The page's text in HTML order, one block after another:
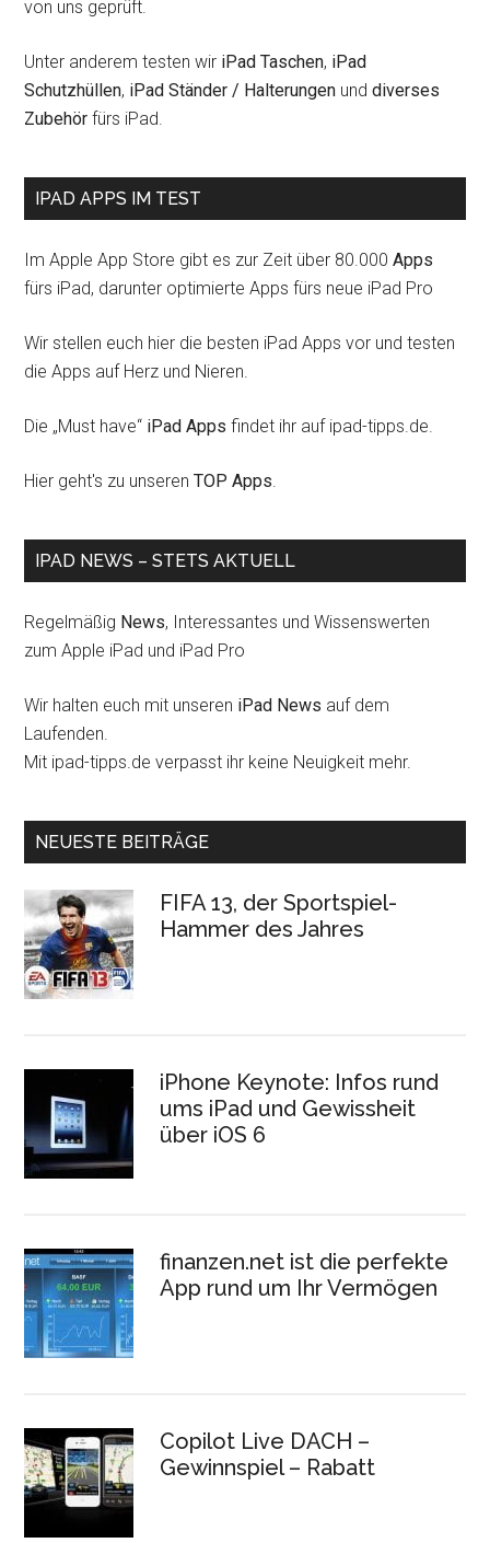
von uns geprüft.
Unter anderem testen wir iPad Taschen, iPad
Schutzhüllen, iPad Ständer / Halterungen unddiverses
Zubehör fürs iPad.
IPAD APPS IM TEST
Im Apple App Store gibt es zur Zeit über 80.000Apps
fürs iPad, darunter optimierte Apps fürs neue iPad Pro
Wir stellen euch hier die besten iPad Apps vor und testen
die Apps auf Herz und Nieren.
Die „Must have“ iPad Apps findet ihr auf ipad-tipps.de.
Hier geht's zu unserenTOP Apps.
IPAD NEWS – STETS AKTUELL
Regelmäßig News, Interessantes und Wissenswerten
zum Apple iPad und iPad Pro
Wir halten euch mit unseren iPad News auf dem
Laufenden.
Mit ipad-tipps.de verpasst ihr keine Neuigkeit mehr.
NEUESTE BEITRÄGE
FIFA 13, der Sportspiel-
Hammer des Jahres
iPhone Keynote: Infos rund
ums iPad und Gewissheit
über iOS 6
finanzen.net ist die perfekte
App rund um Ihr Vermögen
Copilot Live DACH –
Gewinnspiel – Rabatt